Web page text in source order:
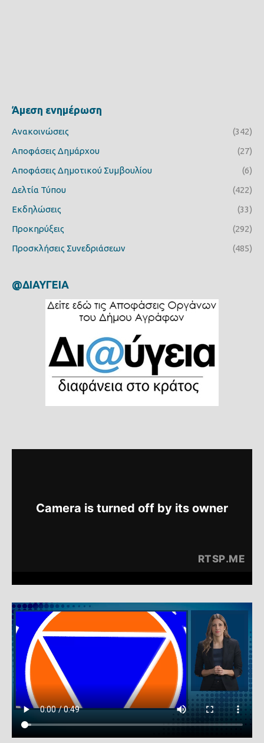
Άμεση ενημέρωση
Ανακοινώσεις
(342)
Αποφάσεις Δημάρχου
(27)
Αποφάσεις Δημοτικού Συμβουλίου
(6)
Δελτία Τύπου
(422)
Εκδηλώσεις
(33)
Προκηρύξεις
(292)
Προσκλήσεις Συνεδριάσεων
(485)
@ΔΙΑΥΓΕΙΑ